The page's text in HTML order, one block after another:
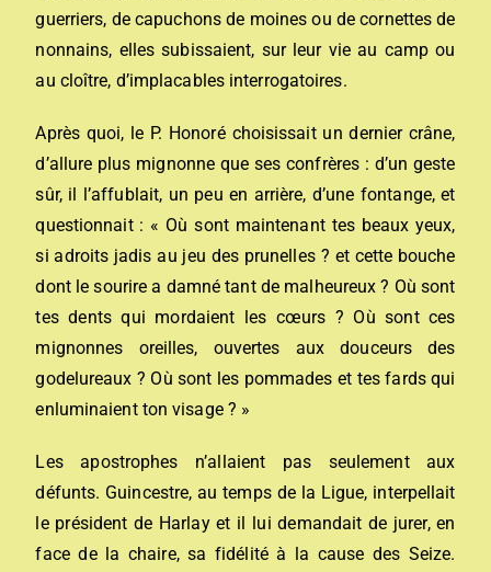
guerriers, de capuchons de moines ou de cornettes de
nonnains, elles subissaient, sur leur vie au camp ou
au cloître, d’implacables interrogatoires.
Après quoi, le P. Honoré choisissait un dernier crâne,
d’allure plus mignonne que ses confrères : d’un geste
sûr, il l’affublait, un peu en arrière, d’une fontange, et
questionnait : « Où sont maintenant tes beaux yeux,
si adroits jadis au jeu des prunelles ? et cette bouche
dont le sourire a damné tant de malheureux ? Où sont
tes dents qui mordaient les cœurs ? Où sont ces
mignonnes oreilles, ouvertes aux douceurs des
godelureaux ? Où sont les pommades et tes fards qui
enluminaient ton visage ? »
Les apostrophes n’allaient pas seulement aux
défunts. Guincestre, au temps de la Ligue, interpellait
le président de Harlay et il lui demandait de jurer, en
face de la chaire, sa fidélité à la cause des Seize.